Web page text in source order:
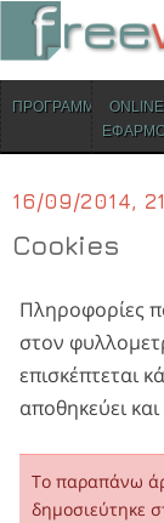
Skip to content
ΠΡΟΓΡΑΜΜΑΤΑONLINE
16/09/2014,
Cookies
Πληροφορίες
στον
επισκέπτεται
αποθηκεύει
Το παραπάνω
δημοσιεύτηκε